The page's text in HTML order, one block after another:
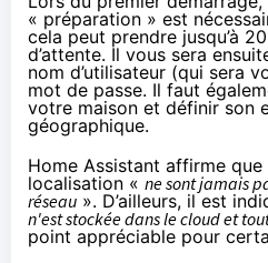
« préparation » est
cela peut prendre jusqu’à
d’attente. Il vous sera
nom d’utilisateur (qui sera
mot de passe. Il faut
votre maison et définir son
géographique.
Home Assistant affirme que
localisation « ne sont jamais
réseau ». D’ailleurs, il est
n'est stockée dans le cloud et
point appréciable pour